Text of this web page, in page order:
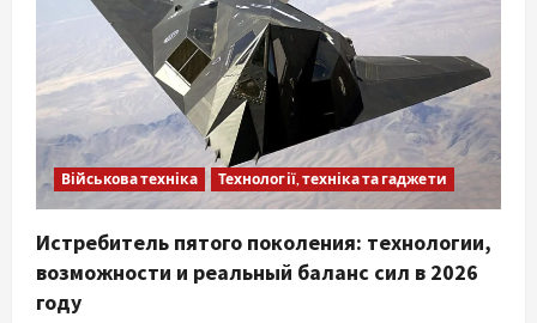
Військова техніка Технології, техніка та гаджети
Истребитель пятого поколения: технологии,
возможности и реальный баланс сил в 2026
году